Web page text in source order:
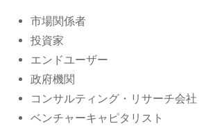
市場関係者
投資家
エンドユーザー
政府機関
コンサルティング・リサーチ会社
ベンチャーキャピタリスト